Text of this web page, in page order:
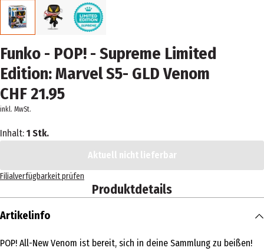
Funko - POP! - Supreme Limited
Edition: Marvel S5- GLD Venom
CHF 21.95
inkl. MwSt.
Inhalt: 1 Stk.
Aktuell nicht lieferbar
Filialverfügbarkeit prüfen
Produktdetails
Artikelinfo
POP! All-New Venom ist bereit, sich in deine Sammlung zu beißen!